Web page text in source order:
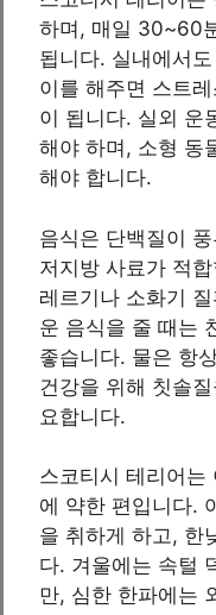
하며, 매일 30~60
됩니다. 실내에서
이를 해주면 스트
이 됩니다. 실외 운
해야 하며, 소형 동
해야 합니다.
음식은 단백질이
저지방 사료가 적
레르기나 소화기
운 음식을 줄 때는
좋습니다. 물은 항
건강을 위해 칫솔
요합니다.
스코티시 테리어는
에 약한 편입니다.
을 취하게 하고, 한
다. 겨울에는 속털
만, 심한 한파에는